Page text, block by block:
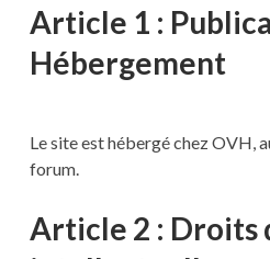
Article 1 :
Hébergement
Le site est hébergé chez OVH,
forum.
Article 2 : Droits